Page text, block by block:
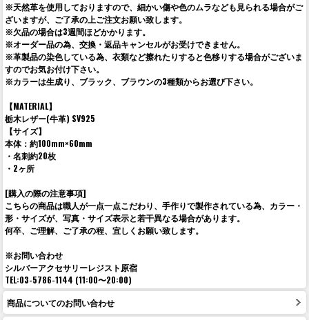
※天然革を使用しておりますので、細かい傷や色のムラなども見られる場合がご
ざいますが、ご了承の上ご注文お願い致します。
※欠品の場合は3週間ほどかかります。
※オーダー品の為、交換・返品キャンセルがお受けできません。
※革製品の染色している為、衣類など擦れたりすると色移りする場合がございま
すのでお気お付け下さい。
※カラーは生成り、ブラック、ブラウンの3種類からお選び下さい。
【MATERIAL】
栃木レザー(牛革) SV925
【サイズ】
本体：約100mm×60mm
・名刺約20枚
・2ヶ所
[購入の際の注意事項]
こちらの商品は職人が一点一点こだわり、手作りで製作されている為、カラー・
形・サイズが、写真・サイズ表示と若干異なる場合があります。
何卒、ご理解、ご了承の程、宜しくお願い致します。
※お問い合わせ
シルバーアクセサリーレジスト原宿
TEL:03-5786-1144 (11:00〜20:00)
商品についてのお問い合わせ